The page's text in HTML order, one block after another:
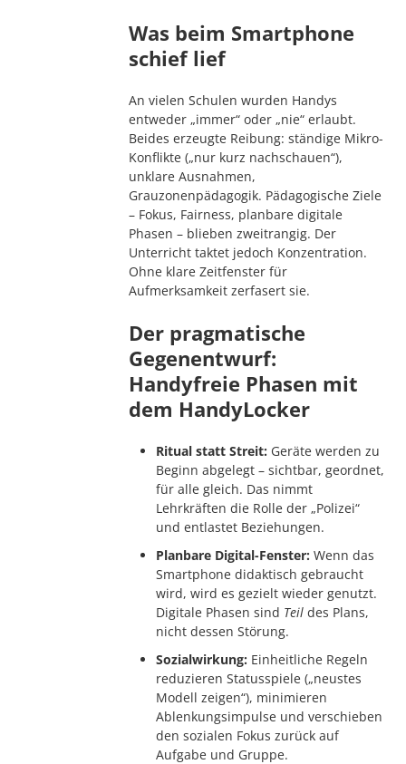
Was beim Smartphone
schief lief
An vielen Schulen wurden Handys
entweder „immer“ oder „nie“ erlaubt.
Beides erzeugte Reibung: ständige Mikro-
Konflikte („nur kurz nachschauen“),
unklare Ausnahmen,
Grauzonenpädagogik. Pädagogische Ziele
– Fokus, Fairness, planbare digitale
Phasen – blieben zweitrangig. Der
Unterricht taktet jedoch Konzentration.
Ohne klare Zeitfenster für
Aufmerksamkeit zerfasert sie.
Der pragmatische
Gegenentwurf:
Handyfreie Phasen mit
dem HandyLocker
Ritual statt Streit: Geräte werden zu
Beginn abgelegt – sichtbar, geordnet,
für alle gleich. Das nimmt
Lehrkräften die Rolle der „Polizei“
und entlastet Beziehungen.
Planbare Digital-Fenster: Wenn das
Smartphone didaktisch gebraucht
wird, wird es gezielt wieder genutzt.
Digitale Phasen sind Teil des Plans,
nicht dessen Störung.
Sozialwirkung: Einheitliche Regeln
reduzieren Statusspiele („neustes
Modell zeigen“), minimieren
Ablenkungsimpulse und verschieben
den sozialen Fokus zurück auf
Aufgabe und Gruppe.